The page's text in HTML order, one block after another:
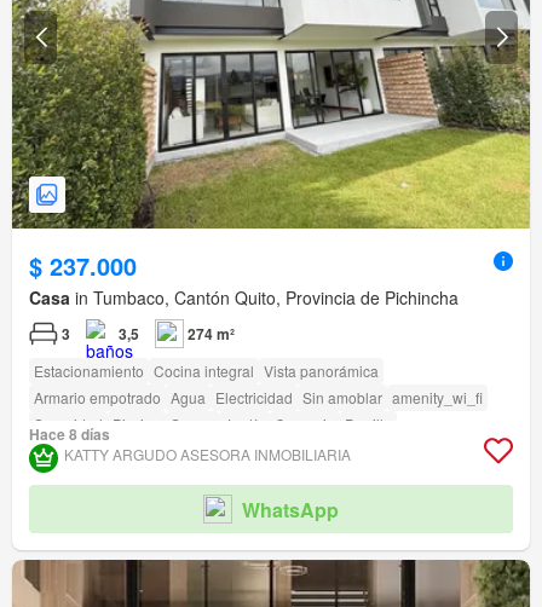
$ 237.000
Casa in Tumbaco, Cantón Quito, Provincia de Pichincha
3 3,5 274 m²
Estacionamiento Cocina integral Vista panorámica
Armario empotrado Agua Electricidad Sin amoblar amenity_wi_fi
Seguridad Piscina Sauna Jardín Conserje
Parrilla
Garita de guardianía Acceso para personas con discapacidad
Hace 8 días
KATTY ARGUDO ASESORA INMOBILIARIA
WhatsApp